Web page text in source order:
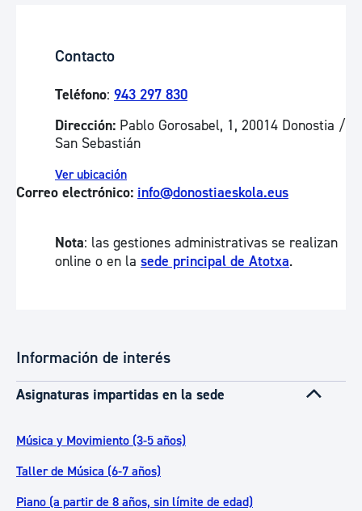
Contacto
Teléfono: 943 297 830
Dirección: Pablo Gorosabel, 1, 20014 Donostia /
San Sebastián
Ver ubicación
Correo electrónico: info@donostiaeskola.eus
Nota: las gestiones administrativas se realizan
online o en la sede principal de Atotxa.
Información de interés
Asignaturas impartidas en la sede
Música y Movimiento (3-5 años)
Taller de Música (6-7 años)
Piano (a partir de 8 años, sin límite de edad)